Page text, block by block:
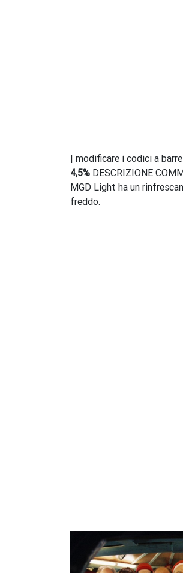
| modificare i codici a
4,5% DESCRIZIONE
MGD Light ha un
freddo.